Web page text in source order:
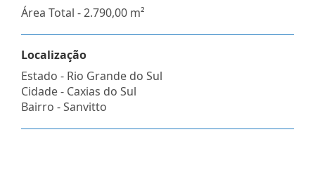
Área Total - 2.790,00 m²
Localização
Estado - Rio Grande do Sul
Cidade - Caxias do Sul
Bairro -Sanvitto